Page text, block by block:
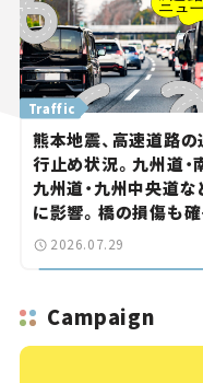
Traffic
熊本地震、高速道路の
行止め状況。九州道・
九州道・九州中央道な
に影響。橋の損傷も
【道路のニュース】
2026.07.29
Campaign